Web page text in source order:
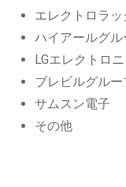
エレクトロラッ
ハイアールグル
LGエレクトロ
ブレビルグルー
サムスン電子
その他